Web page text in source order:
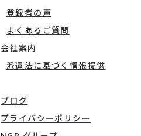
登録者の声
よくあるご質問
会社案内
派遣法に基づく情報提供
ブログ
プライバシーポリシー